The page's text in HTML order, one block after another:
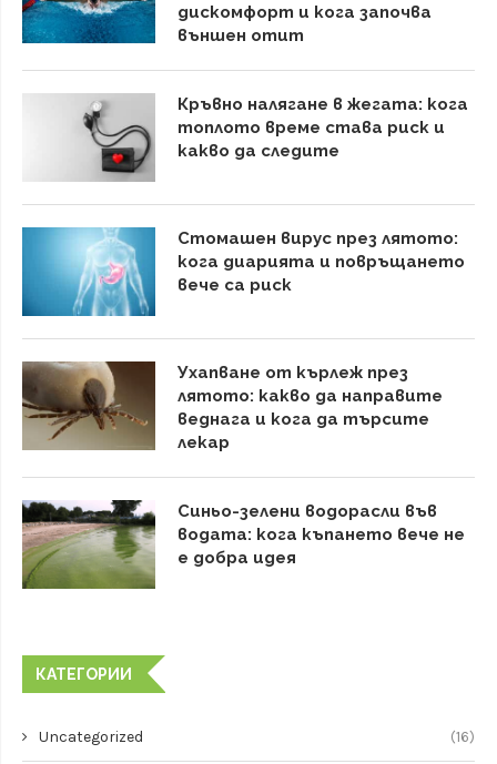
дискомфорт и кога започва
външен отит
Кръвно налягане в жегата: кога
топлото време става риск и
какво да следите
Стомашен вирус през лятото:
кога диарията и повръщането
вече са риск
Ухапване от кърлеж през
лятото: какво да направите
веднага и кога да търсите
лекар
Синьо-зелени водорасли във
водата: кога къпането вече не
е добра идея
КАТЕГОРИИ
Uncategorized (16)